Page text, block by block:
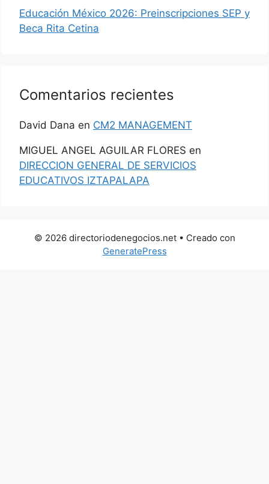
Educación México 2026: Preinscripciones SEP y
Beca Rita Cetina
Comentarios recientes
David Dana en CM2 MANAGEMENT
MIGUEL ANGEL AGUILAR FLORES en
DIRECCION GENERAL DE SERVICIOS
EDUCATIVOS IZTAPALAPA
© 2026 directoriodenegocios.net• Creado con
GeneratePress